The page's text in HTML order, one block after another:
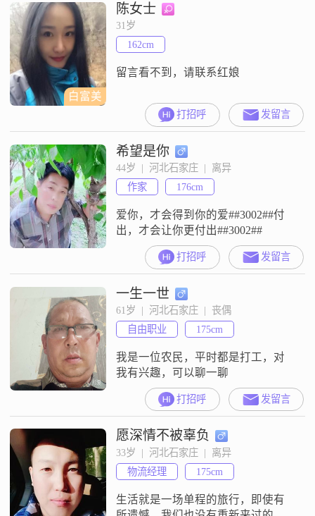
白富美
陈女士
31岁
162cm
留言看不到，请联系红娘
打招呼 发留言
希望是你
44岁  |  河北石家庄  |  离异
作家
176cm
爱你，才会得到你的爱##3002##付
出，才会让你更付出##3002##
打招呼 发留言
一生一世
61岁  |  河北石家庄  |  丧偶
自由职业
175cm
我是一位农民，平时都是打工，对
我有兴趣，可以聊一聊
打招呼 发留言
愿深情不被辜负
33岁  |  河北石家庄  |  离异
物流经理
175cm
生活就是一场单程的旅行，即使有